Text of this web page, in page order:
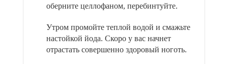
оберните целлофаном, перебинтуйте.
Утром промойте теплой водой и смажьте
настойкой йода. Скоро у вас начнет
отрастать совершенно здоровый ноготь.